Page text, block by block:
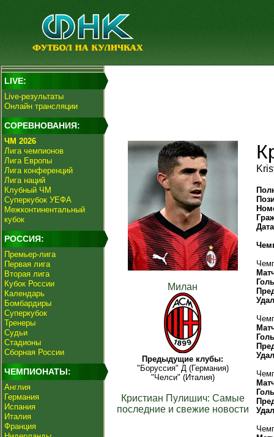
LIVE:
Live-результаты
Онлайн трансляции
СОРЕВНОВАНИЯ:
ЧМ 2026
Лига чемпионов
Лига Европы
Лига конференций
Лига наций
Клубный ЧМ
Суперкубок УЕФА
Межконтинентальный
кубок
РОССИЯ:
Премьер-лига
Первая лига
Вторая лига
Кубок России
Календарь
Бомбардиры
Суперкубок
Тренеры
Судьи
Стадионы
Сборная России
ЧЕМПИОНАТЫ:
Англия
Германия
Испания
Италия
Франция
Милан
Предыдущие клубы:
"Боруссия" Д (Германия)
"Челси" (Италия)
Кристиан Пулишич: Самые
последние и свежие новости